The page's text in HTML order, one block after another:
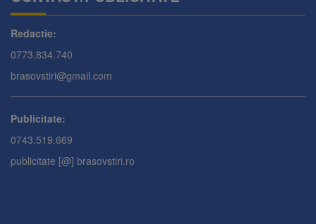
Redactie:
0773.834.740
brasovstiri@gmail.com
Publicitate:
0743.519.669
publicitate [@] brasovstiri.ro